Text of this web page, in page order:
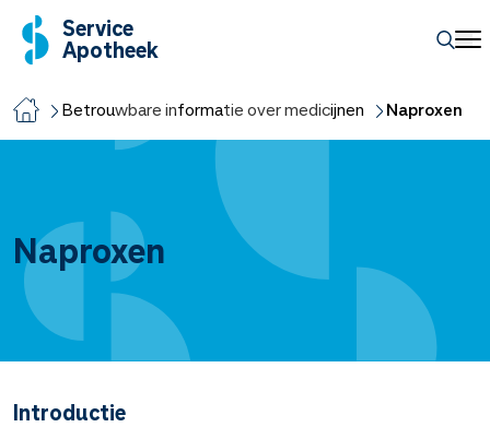
Service
Apotheek
Betrouwbare informatie over medicijnen Naproxen
Naproxen
Introductie